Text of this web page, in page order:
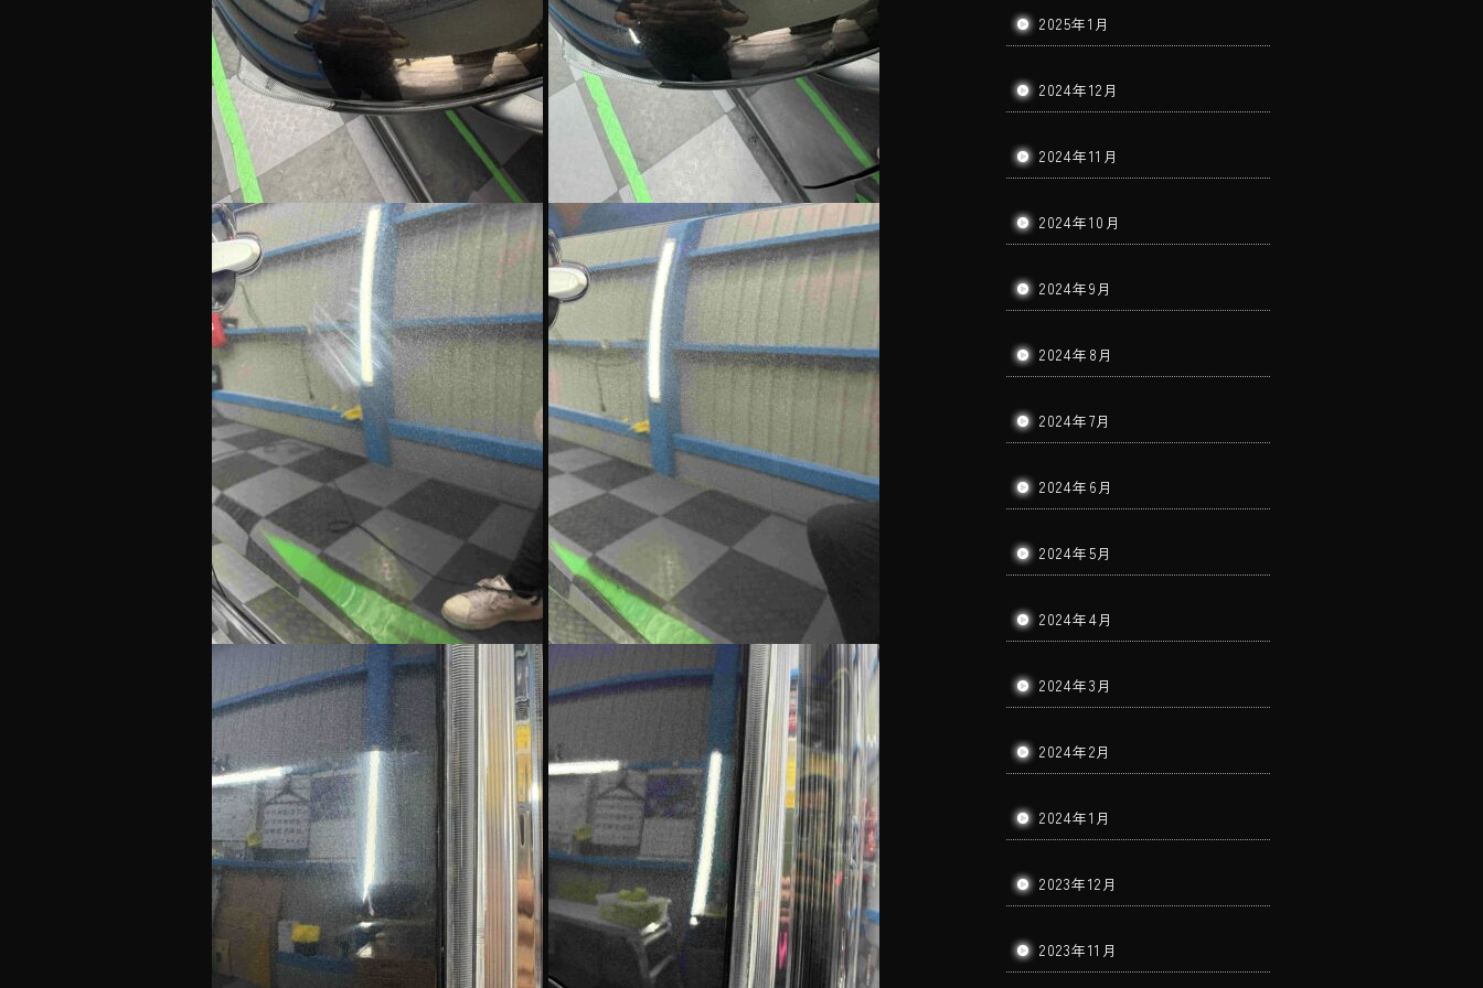
2025年1月
2024年12月
2024年11月
2024年10月
2024年9月
2024年8月
2024年7月
2024年6月
2024年5月
2024年4月
2024年3月
2024年2月
2024年1月
2023年12月
2023年11月